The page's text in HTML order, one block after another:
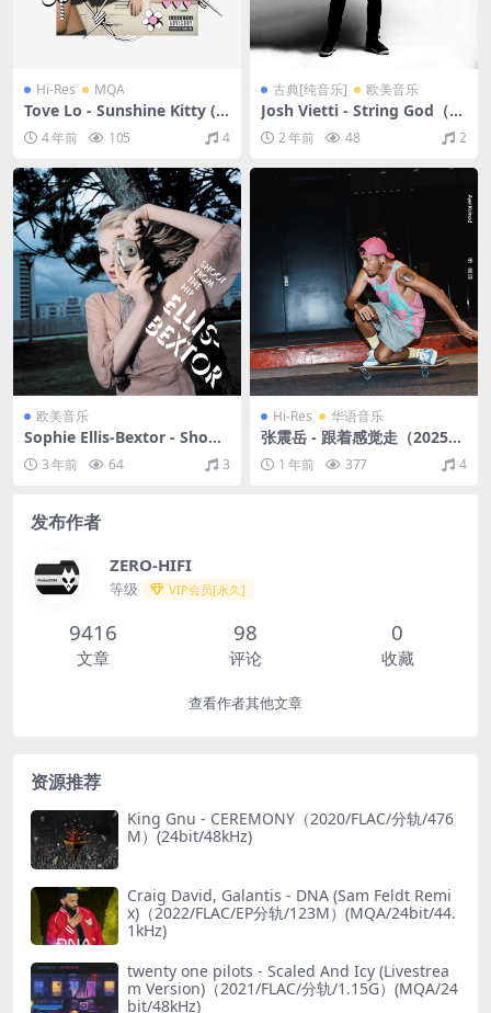
Hi-Res MQA
Tove Lo - Sunshine Kitty (P
aw Prints Edition)（2019/F
LAC/分轨/762M）(MQA/24b
it/44.1kHz)
4 年前 105 4
古典[纯音乐] 欧美音乐
Josh Vietti - String God（20
23/FLAC/分轨/180M）
2 年前 48 2
欧美音乐
Sophie Ellis-Bextor - Shoot
From The Hip（2003/FLAC/
分轨/366M）
3 年前 64 3
Hi-Res 华语音乐
张震岳 - 跟着感觉走（2025/F
LAC/分轨/499M）(24bit/48
kHz)1 年前 377 4
发布作者
ZERO-HIFI
等级 VIP会员[永久]
9416
文章
98
评论
0
收藏
查看作者其他文章
资源推荐
King Gnu - CEREMONY（2020/FLAC/分轨/476
M）(24bit/48kHz)
Craig David, Galantis - DNA (Sam Feldt Remi
x)（2022/FLAC/EP分轨/123M）(MQA/24bit/44.
1kHz)
twenty one pilots - Scaled And Icy (Livestrea
m Version)（2021/FLAC/分轨/1.15G）(MQA/24
bit/48kHz)